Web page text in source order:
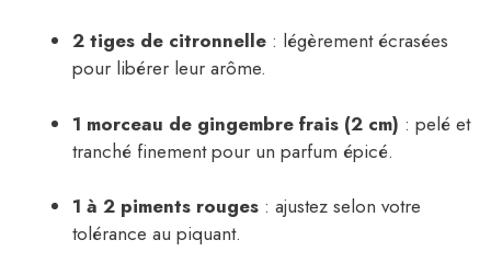
2 tiges de citronnelle : légèrement écrasées
pour libérer leur arôme.
1 morceau de gingembre frais (2 cm) : pelé et
tranché finement pour un parfum épicé.
1 à 2 piments rouges : ajustez selon votre
tolérance au piquant.